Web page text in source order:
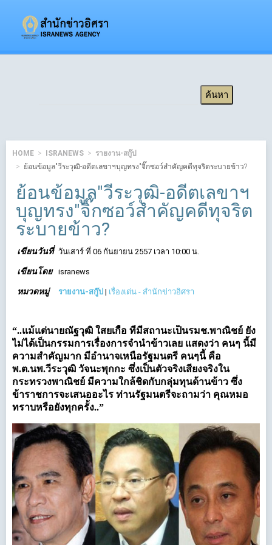
HOME ISRANEWS
รายงาน-สกู๊ป
ย้อนข้อมูล"วีระวุฒิ-อดีตเลขาฯบุญทรง"จิ๊กซอว์สำคัญคดีทุจริตระบายข้าว?
ย้อนข้อมูล"วีระวุฒิ-อดีตเลขาฯ
บุญทรง"จิ๊กซอว์สำคัญคดีทุจริต
ระบายข้าว?
เขียนวันที่ วันเสาร์ ที่ 06 กันยายน 2557 เวลา 10:00 น.
เขียนโดย isranews
หมวดหมู่ รายงาน-สกู๊ป | เรื่องเด่น - สำนักข่าวอิศรา
“..แม้แต่นายณัฐวุฒิ ใสยเกื้อ ที่มีสถานะเป็นรมช.พาณิชย์ ยัง
ไม่ได้เป็นกรรมการเรื่องการจำนำข้าวเลย แสดงว่า คนๆ นี้มี
ความสำคัญมาก มีอำนาจเหนือรัฐมนตรี คนๆนี้ คือ
พ.ต.นพ.วีระวุฒิ วัจนะพุกกะ ซึ่งเป็นตัวจริงเสียงจริงใน
กระทรวงพาณิชย์ มีความใกล้ชิดกับกลุ่มทุนด้านข้าว ซึ่ง
ข้าราชการจะเสนออะไร ท่านรัฐมนตรีจะถามว่า คุณหมอ
ทราบหรือยังทุกครั้ง..”